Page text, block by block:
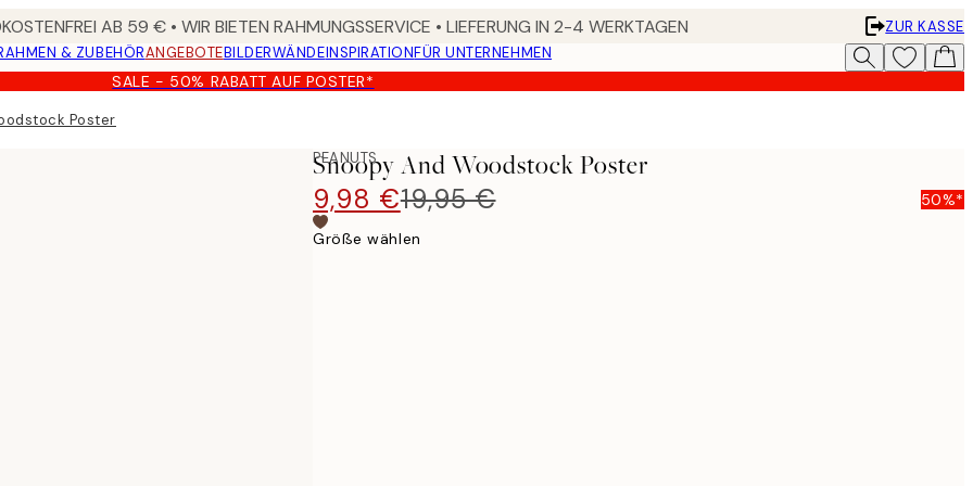
AB 59 € • WIR BIETEN RAHMUNGSSERVICE • LIEFERUNG IN 2-4 WERKTAGEN
ZUR KASSE
& ZUBEHÖRANGEBOTEBILDERWÄNDEINSPIRATIONFÜR UNTERNEHMEN
SALE - 50% RABATT AUF POSTER*
Poster
PEANUTS
Snoopy And Woodstock Poster
9,98 €19,95 € 50%*
Größe wählen